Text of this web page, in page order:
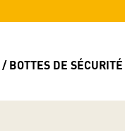
/BOTTES DE SÉCURITÉ